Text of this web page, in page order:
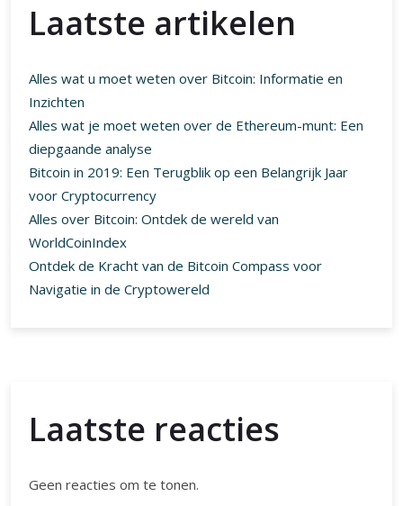
Laatste artikelen
Alles wat u moet weten over Bitcoin: Informatie en
Inzichten
Alles wat je moet weten over de Ethereum-munt: Een
diepgaande analyse
Bitcoin in 2019: Een Terugblik op een Belangrijk Jaar
voor Cryptocurrency
Alles over Bitcoin: Ontdek de wereld van
WorldCoinIndex
Ontdek de Kracht van de Bitcoin Compass voor
Navigatie in de Cryptowereld
Laatste reacties
Geen reacties om te tonen.